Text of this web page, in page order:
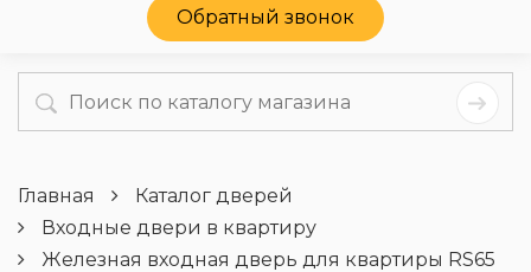
Обратный звонок
Главная
Каталог дверей
Входные двери в квартиру
Железная входная дверь для квартиры RS65